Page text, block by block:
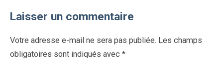
Laisser un commentaire
Votre adresse e-mail ne sera pas publiée. Les champs
obligatoires sont indiqués avec *